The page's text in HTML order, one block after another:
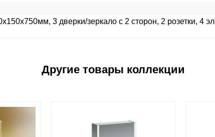
3 дверки/зеркало с 2 сторон, 2 розетки, 4